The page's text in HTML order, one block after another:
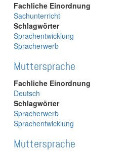
Fachliche Einordnung
Sachunterricht
Schlagwörter
Sprachentwicklung
Spracherwerb
Muttersprache
Fachliche Einordnung
Deutsch
Schlagwörter
Spracherwerb
Sprachentwicklung
Muttersprache